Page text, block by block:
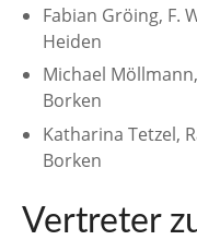
Fabian Gröing, F.
Heiden
Michael
Borken
Katharina Tetzel,
Borken
Vertreter